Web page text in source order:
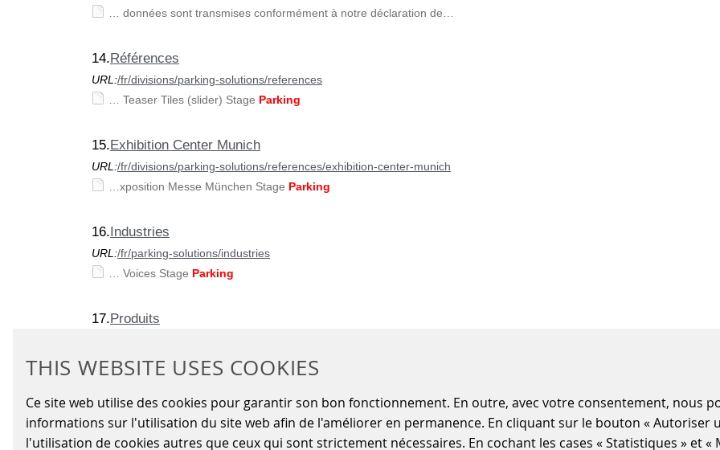
THIS WEBSITE USES COOKIES
Ce site web utilise des cookies pour garantir son bon fonctionnement. En outre, avec votre consentement, nous
informations sur l'utilisation du site web afin de l'améliorer en permanence. En cliquant sur le bouton « Autoriser
l'utilisation de cookies autres que ceux qui sont strictement nécessaires. En cochant les cases « Statistiques » et
… données sont transmises conformément à notre déclaration de…
14.Références
URL:/fr/divisions/parking-solutions/references
… Teaser Tiles (slider) Stage Parking
15.Exhibition Center Munich
URL:/fr/divisions/parking-solutions/references/exhibition-center-munich
…xposition Messe München Stage Parking
16.Industries
URL:/fr/parking-solutions/industries
… Voices Stage Parking
17.Produits
… (slider) Matériel informatique StageParking
18.Caméra
URL:/fr/divisions/parking-solutions/produits/camera
… de caméras ? Stage Parking